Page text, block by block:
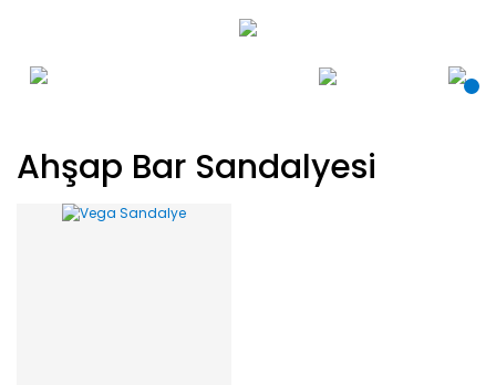
Ahşap Bar Sandalyesi